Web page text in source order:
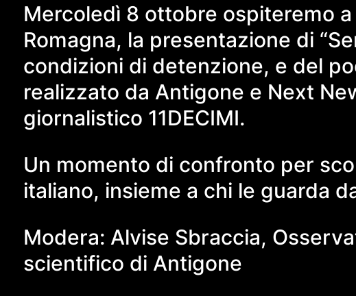
Mercoledì 8 ottobre ospiteremo a
Romagna, la presentazione di
condizioni di detenzione, e del
realizzato da Antigone e Next
giornalistico 11DECIMI.
Un momento di confronto per
italiano, insieme a chi le guarda
Modera: Alvise Sbraccia,
scientifico di Antigone